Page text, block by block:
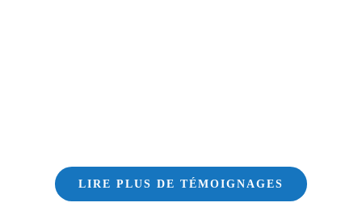
LIRE PLUS DE TÉMOIGNAGES